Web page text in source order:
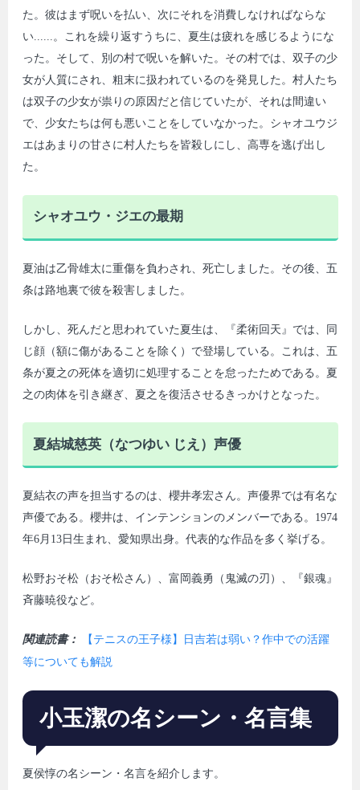
た。彼はまず呪いを払い、次にそれを消費しなければならな
い......。これを繰り返すうちに、夏生は疲れを感じるようにな
った。そして、別の村で呪いを解いた。その村では、双子の少
女が人質にされ、粗末に扱われているのを発見した。村人たち
は双子の少女が祟りの原因だと信じていたが、それは間違い
で、少女たちは何も悪いことをしていなかった。シャオユウジ
エはあまりの甘さに村人たちを皆殺しにし、高専を逃げ出し
た。
シャオユウ・ジエの最期
夏油は乙骨雄太に重傷を負わされ、死亡しました。その後、五
条は路地裏で彼を殺害しました。
しかし、死んだと思われていた夏生は、『柔術回天』では、同
じ顔（額に傷があることを除く）で登場している。これは、五
条が夏之の死体を適切に処理することを怠ったためである。夏
之の肉体を引き継ぎ、夏之を復活させるきっかけとなった。
夏結城慈英（なつゆい じえ）声優
夏結衣の声を担当するのは、櫻井孝宏さん。声優界では有名な
声優である。櫻井は、インテンションのメンバーである。1974
年6月13日生まれ、愛知県出身。代表的な作品を多く挙げる。
松野おそ松（おそ松さん）、富岡義勇（鬼滅の刃）、『銀魂』
斉藤暁役など。
関連読書：
【テニスの王子様】日吉若は弱い？作中での活躍
等についても解説
小玉潔の名シーン・名言集
夏侯惇の名シーン・名言を紹介します。